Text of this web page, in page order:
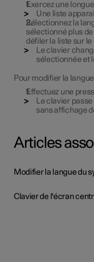
Exercez une
Une liste
Sélectionnez la
sélectionné plus
défiler la liste sur le
Le clavier
sélectionnée et
Pour modifier la
Effectuez une
Le clavier
sans affichage
Articles
Modifier la langue du
Clavier de l'écran